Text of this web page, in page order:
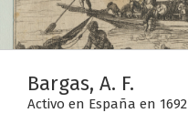
Bargas, A. F.
Activo en España en 1692